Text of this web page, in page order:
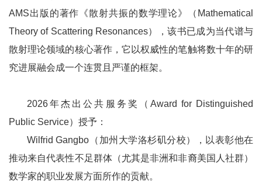
AMS出版的著作《散射共振的数学理论》（Mathematical
Theory of Scattering Resonances），该书已成为当代谱与
散射理论领域的核心著作，它以权威性的笔触将数十年的研
究进展融会成一个连贯且严谨的框架。
2026年杰出公共服务奖（Award for Distinguished
Public Service）授予：
Wilfrid Gangbo（加州大学洛杉矶分校），以表彰他在
推动来自代表性不足群体（尤其是非洲和非裔美国人社群）
数学家的职业发展方面所作的贡献。